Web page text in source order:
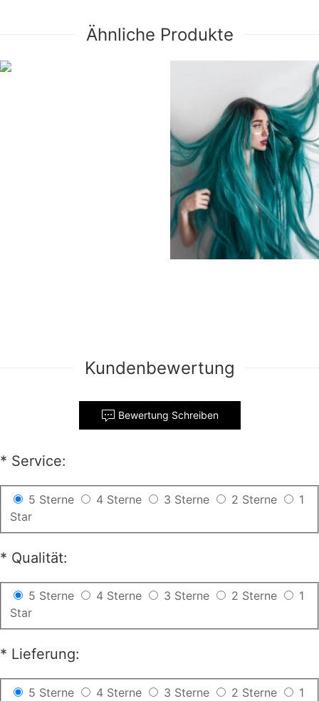
Ähnliche Produkte
Kundenbewertung
Bewertung Schreiben
* Service:
5 Sterne 4 Sterne 3 Sterne 2 Sterne
1
Star
* Qualität:
5 Sterne 4 Sterne 3 Sterne 2 Sterne
1
Star
* Lieferung:
5 Sterne 4 Sterne 3 Sterne 2 Sterne
1